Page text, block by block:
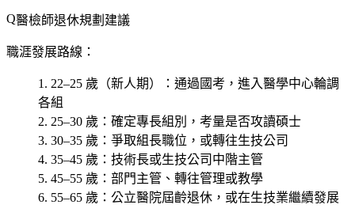
醫檢師退休規劃建議
職涯發展路線：
22–25 歲（新人期）
：通過國考，進入醫學中心輪調
各組
25–30 歲 ：確定專長組別，考量是否攻讀碩士
30–35 歲 ：爭取組長職位，或轉往生技公司
35–45 歲 ：技術長或生技公司中階主管
45–55 歲 ：部門主管、轉往管理或教學
55–65 歲 ：公立醫院屆齡退休，或在生技業繼續發展